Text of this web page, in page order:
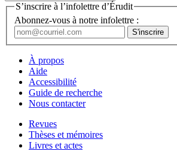
S’inscrire à l’infolettre d’Érudit
Abonnez-vous à notre infolettre :
À propos
Aide
Accessibilité
Guide de recherche
Nous contacter
Revues
Thèses et mémoires
Livres et actes